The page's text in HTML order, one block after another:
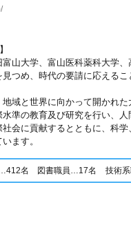
山大学、富山医科薬科大学
つめ、時代の要請に応える
域と世界に向かって開かれ
準の教育及び研究を行い、
会に貢献するとともに、科
ます。
名 図書職員…17名 技術